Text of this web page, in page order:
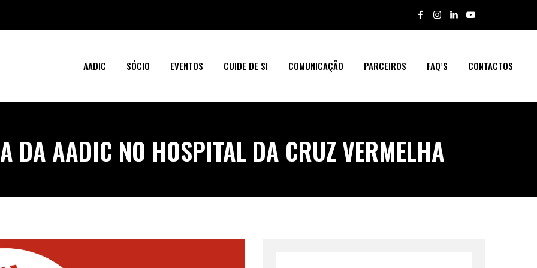
AADIC SÓCIO EVENTOS CUIDE DE SI COMUNICAÇÃO PARCEIROS FAQ’S CONTACTOS
DA AADIC NO HOSPITAL DA CRUZ VERMELHA